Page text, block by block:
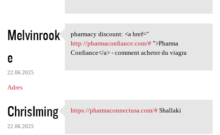
Melvinrook
e
22.06.2025
Adres
pharmacy discount: <a href="
pharmacy discount: <a href="
http://pharmaconfiance.com/#">Pharma
Confiance</a> - comment acheter du viagra
ChrisIming
22.06.2025
https://pharmaconnectusa.com/
https://pharmaconnectusa.com/#Shallaki